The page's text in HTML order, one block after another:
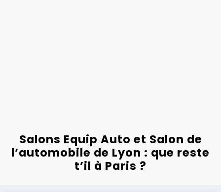
Salons Equip Auto et Salon de
l’automobile de Lyon : que reste
t’il à Paris ?